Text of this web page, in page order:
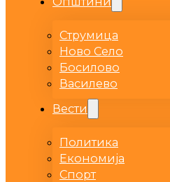
Струмица
Ново Село
Босилово
Василево
Вести
Политика
Економија
Спорт